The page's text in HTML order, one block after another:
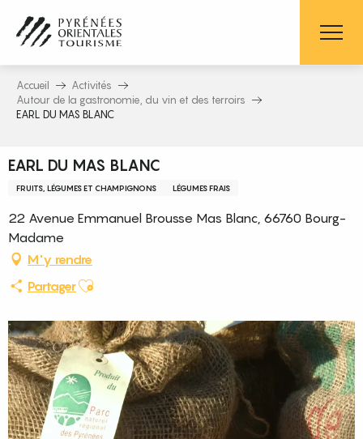
contenu
principal
Accueil
Activités
Autour de la gastronomie, du vin et des terroirs
EARL DU MAS BLANC
EARL DU MAS BLANC
FRUITS, LÉGUMES ET CHAMPIGNONS LÉGUMES FRAIS
22 Avenue Emmanuel Brousse Mas Blanc, 66760 Bourg-
Madame
M'y rendre
PartagerAjouter aux favoris